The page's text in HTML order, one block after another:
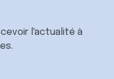
l'actualité à